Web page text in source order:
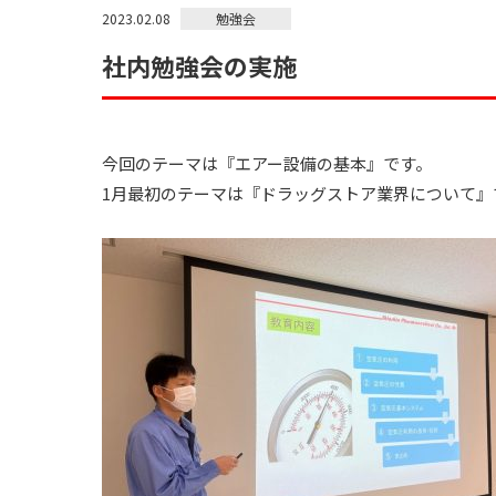
2023.02.08 勉強会
社内勉強会の実施
今回のテーマは『エアー設備の基本』です。
1月最初のテーマは『ドラッグストア業界について